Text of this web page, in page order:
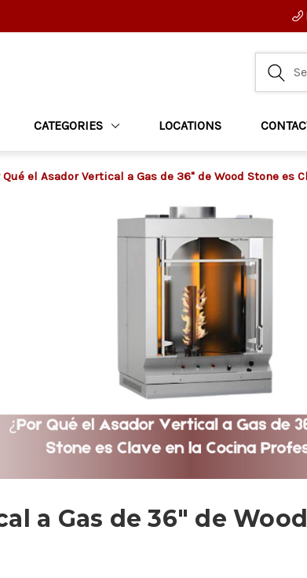
CATEGORIES LOCATIONS
Qué el Asador Vertical a Gas de 36" de Wood Stone es
a Gas de 36" de